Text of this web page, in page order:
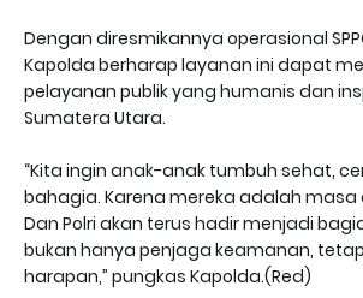
Dengan diresmikannya operasional
Kapolda berharap layanan ini dapat
pelayanan publik yang humanis dan
Sumatera Utara.
“Kita ingin anak-anak tumbuh sehat,
bahagia. Karena mereka adalah masa
Dan Polri akan terus hadir menjadi
bukan hanya penjaga keamanan,
harapan,” pungkas Kapolda.(Red)